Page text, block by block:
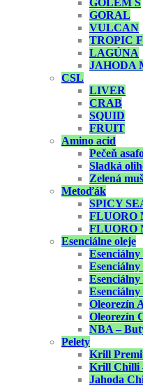
GOLEM S
GORAL
VULCAN
TROPIC
LAGÚNA
JAHODA
CSL
LIVER
CRAB
SQUID
FRUIT
Amino acid
Pečeň
Sladká
Zelená
Metoďák
SPICY
FLUORO
FLUORO
Esenciálne oleje
Oleorezín
Oleorezín
NBA –
Pelety
Krill
Krill Chilli
Jahoda